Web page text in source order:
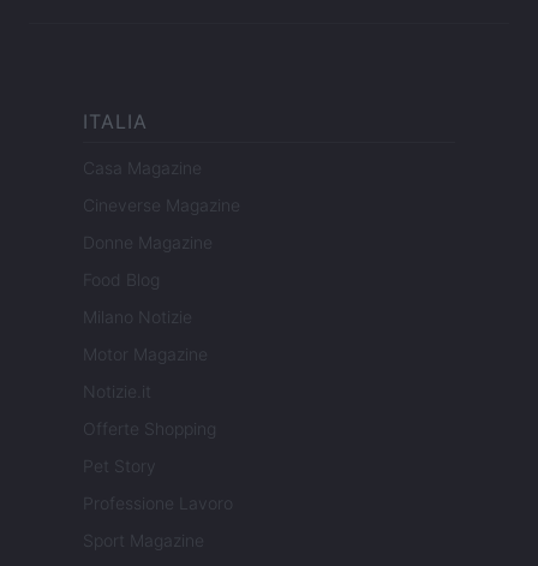
ITALIA
Casa Magazine
Cineverse Magazine
Donne Magazine
Food Blog
Milano Notizie
Motor Magazine
Notizie.it
Offerte Shopping
Pet Story
Professione Lavoro
Sport Magazine